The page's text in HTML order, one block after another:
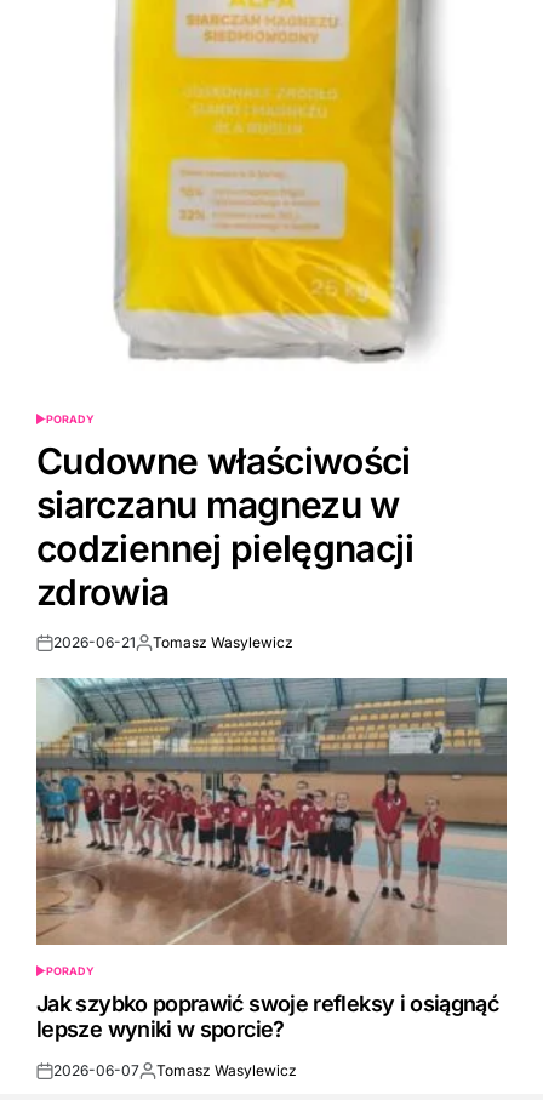
POSTED
PORADY
Cudowne właściwości
siarczanu magnezu w
codziennej pielęgnacji
zdrowia
Post2026-06-21By:Tomasz Wasylewicz
POSTED
IN
PORADY
Jak szybko poprawić swoje refleksy i osiągnąć
lepsze wyniki w sporcie?
Post2026-06-07By:Tomasz Wasylewicz